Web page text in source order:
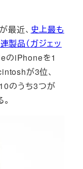
最近、 史上最も
製品（ガジェッ
のiPhoneを1
が3位、
のうち3つが